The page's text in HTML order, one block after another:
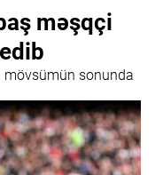
məşqçi
mövsümün sonunda